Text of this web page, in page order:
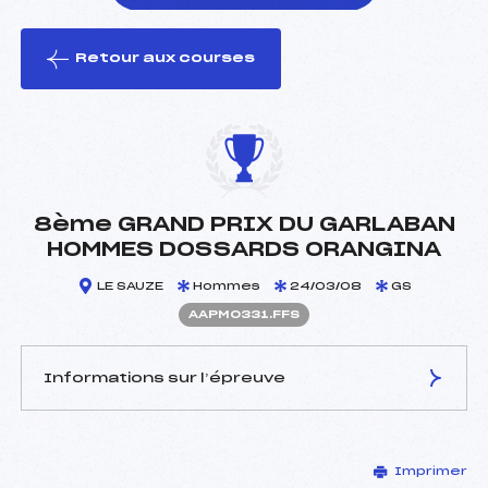
le ski
Retour aux courses
8ème GRAND PRIX DU GARLABAN
HOMMES DOSSARDS ORANGINA
LE SAUZE Hommes 24/03/08 GS
AAPM0331.FFS
Informations sur l’épreuve
CONNET JEAN FRANCOIS
Imprimer